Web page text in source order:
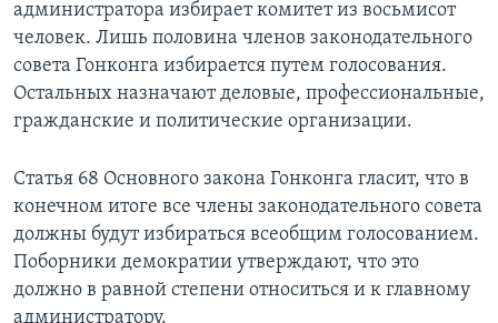
администратора избирает комитет из восьмисот
человек. Лишь половина членов законодательного
совета Гонконга избирается путем голосования.
Остальных назначают деловые, профессиональные,
гражданские и политические организации.
Статья 68 Основного закона Гонконга гласит, что в
конечном итоге все члены законодательного совета
должны будут избираться всеобщим голосованием.
Поборники демократии утверждают, что это
должно в равной степени относиться и к главному
администратору.